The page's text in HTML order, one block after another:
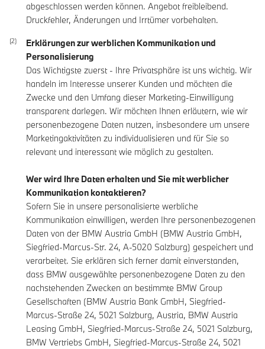
abgeschlossen werden können. Angebot freibleibend.
Druckfehler, Änderungen und Irrtümer vorbehalten.
Erklärungen zur werblichen Kommunikation und
Personalisierung
Das Wichtigste zuerst - Ihre Privatsphäre ist uns wichtig. Wir
handeln im Interesse unserer Kunden und möchten die
Zwecke und den Umfang dieser Marketing-Einwilligung
transparent darlegen. Wir möchten Ihnen erläutern, wie wir
personenbezogene Daten nutzen, insbesondere um unsere
Marketingaktivitäten zu individualisieren und für Sie so
relevant und interessant wie möglich zu gestalten.
Wer wird Ihre Daten erhalten und Sie mit werblicher
Kommunikation kontaktieren?
Sofern Sie in unsere personalisierte werbliche
Kommunikation einwilligen, werden Ihre personenbezogenen
Daten von der BMW Austria GmbH (BMW Austria GmbH,
Siegfried-Marcus-Str. 24, A-5020 Salzburg) gespeichert und
verarbeitet. Sie erklären sich ferner damit einverstanden,
dass BMW ausgewählte personenbezogene Daten zu den
nachstehenden Zwecken an bestimmte BMW Group
Gesellschaften (BMW Austria Bank GmbH, Siegfried-
Marcus-Straße 24, 5021 Salzburg, Austria, BMW Austria
Leasing GmbH, Siegfried-Marcus-Straße 24, 5021 Salzburg,
BMW Vertriebs GmbH, Siegfried-Marcus-Straße 24, 5021